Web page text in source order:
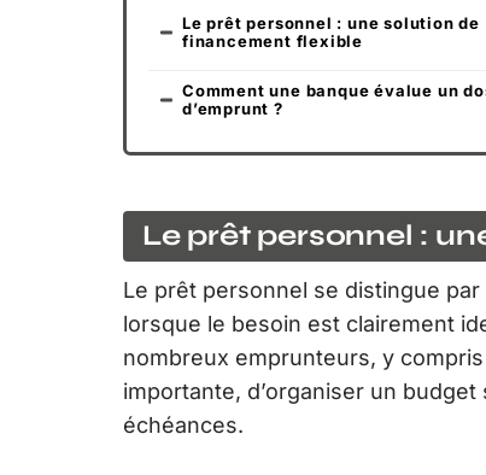
Le prêt personnel : une solution de
financement flexible
Comment une banque évalue un
d’emprunt ?
Le prêt personnel :
Le prêt personnel se distingue
lorsque le besoin est clairement
nombreux emprunteurs, y
importante, d’organiser un
échéances.